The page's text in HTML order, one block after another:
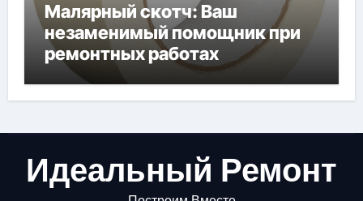
Малярный скотч: Ваш
незаменимый помощник при
ремонтных работах
Идеальный Ремонт